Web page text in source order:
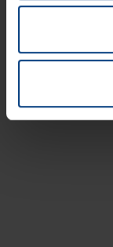
prevádzku tejto
potrebujeme
kedykoľvek
našej webovej